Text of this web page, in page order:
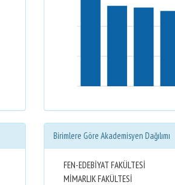
Birimlere Göre Akademisyen Dağılımı
FEN-EDEBİYAT FAKÜLTESİ
MİMARLIK FAKÜLTESİ